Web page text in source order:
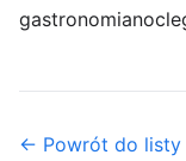
gastronomia
← Powrót do listy